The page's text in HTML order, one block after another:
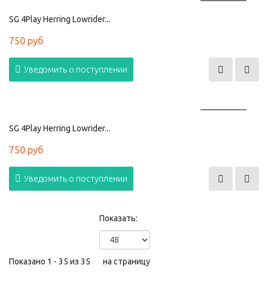
SG 4Play Herring Lowrider...
750 руб
Уведомить о поступлении
SG 4Play Herring Lowrider...
750 руб
Уведомить о поступлении
Показано 1 - 35 из 35
Показать:
на страницу